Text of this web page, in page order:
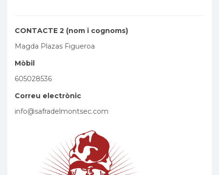
CONTACTE 2 (nom i cognoms)
Magda Plazas Figueroa
Mòbil
605028536
Correu electrònic
info@safradelmontsec.com